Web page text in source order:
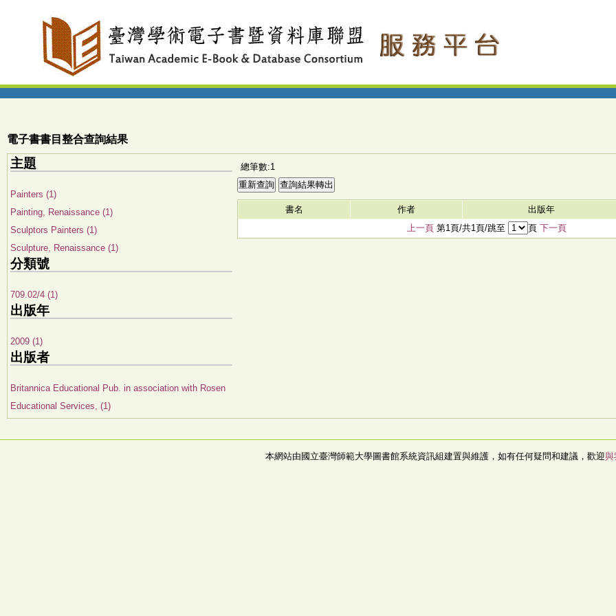
電子書書目整合查詢結果
主題
Painters (1)
Painting, Renaissance (1)
Sculptors Painters (1)
Sculpture, Renaissance (1)
分類號
709.02/4 (1)
出版年
2009 (1)
出版者
Britannica Educational Pub. in association with Rosen
Educational Services, (1)
總筆數:1
書名 作者 出版年
上一頁第1頁/共1頁/跳至 頁 下一頁
本網站由國立臺灣師範大學圖書館系統資訊組建置與維護，如有任何疑問和建議，歡迎與